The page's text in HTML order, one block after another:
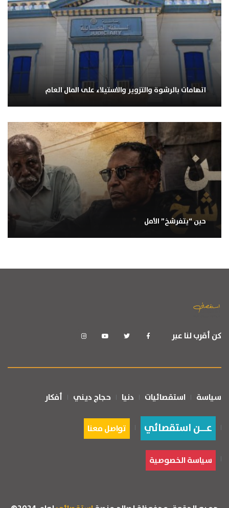
اتهامات بالرشوة والتزوير والاستيلاء على المال العام
حين “يتفرشخ” الأمل
كن أقرب لنا عبر
سياسة استقصائيات دنيا حجاج ديني أفكار
عــن استقصائي تواصل معنا
سياسة الخصوصية